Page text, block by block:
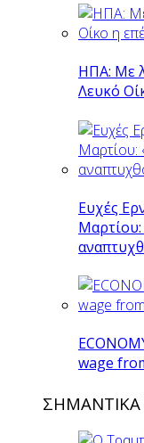
ΗΠΑ: Με
Λευκό
Ευχές
wage